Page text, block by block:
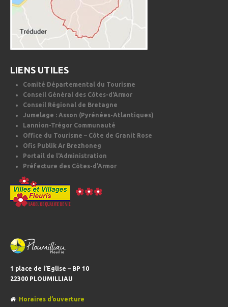
LIENS UTILES
Comité Départemental du Tourisme
Conseil Général des Côtes-d'Armor
Conseil Régional de Bretagne
Jumelage : Asson (Pyrénées-Atlantiques)
Lannion-Trégor Communauté
Office du Tourisme – Côte de Granit Rose
Ofis Publik Ar Brezhoneg
Portail de l'Administration
Préfecture des Côtes-d'Armor
1 place de l’Eglise – BP 10
22300 PLOUMILLIAU
Horaires d’ouverture